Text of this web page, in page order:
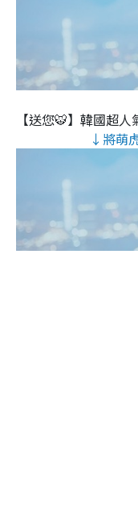
【送您🐯】韓國超
↓將萌